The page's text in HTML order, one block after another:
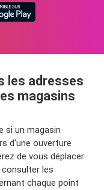
les adresses
magasins
si un magasin
d'une ouverture
de vous déplacer
les
chaque point